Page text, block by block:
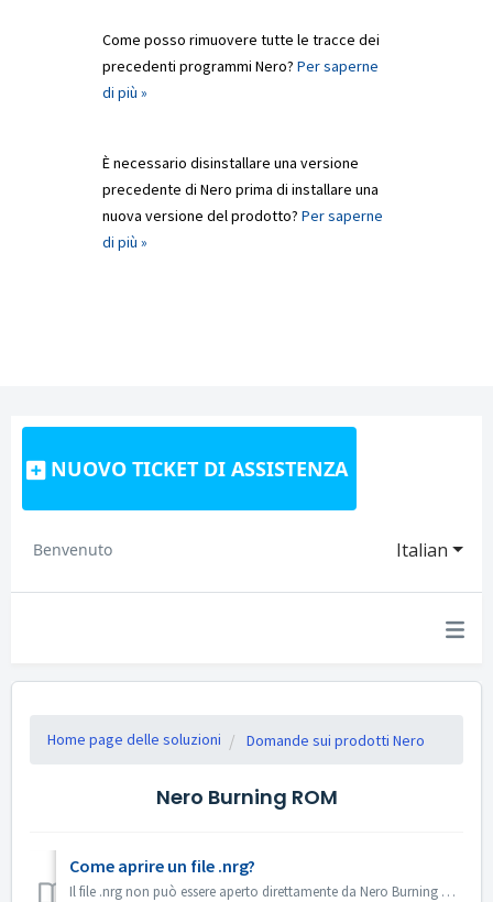
Come posso rimuovere tutte le tracce dei
precedenti programmi Nero? Per saperne
di più »
È necessario disinstallare una versione
precedente di Nero prima di installare una
nuova versione del prodotto? Per saperne
di più »
NUOVO TICKET DI ASSISTENZA
Italian
Benvenuto
Home page delle soluzioni Domande sui prodotti Nero
Nero Burning ROM
Come aprire un file .nrg?
Il file .nrg non può essere aperto direttamente da Nero Burning ROM. È possibile masterizzare il file .nrg su disco con Nero Burning ROM. Oppure utilizzare...